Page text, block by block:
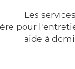
Les
pour
aide à